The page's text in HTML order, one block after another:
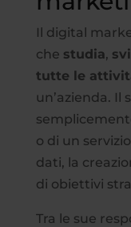
Il digital
che studia,
tutte le
un’azienda. Il
o di un
dati, la
di obiettivi
Tra le sue